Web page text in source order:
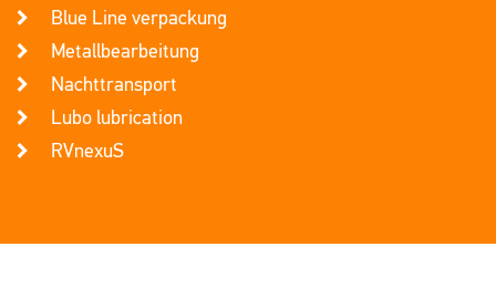
Blue Line verpackung
Metallbearbeitung
Nachttransport
Lubo lubrication
RVnexuS